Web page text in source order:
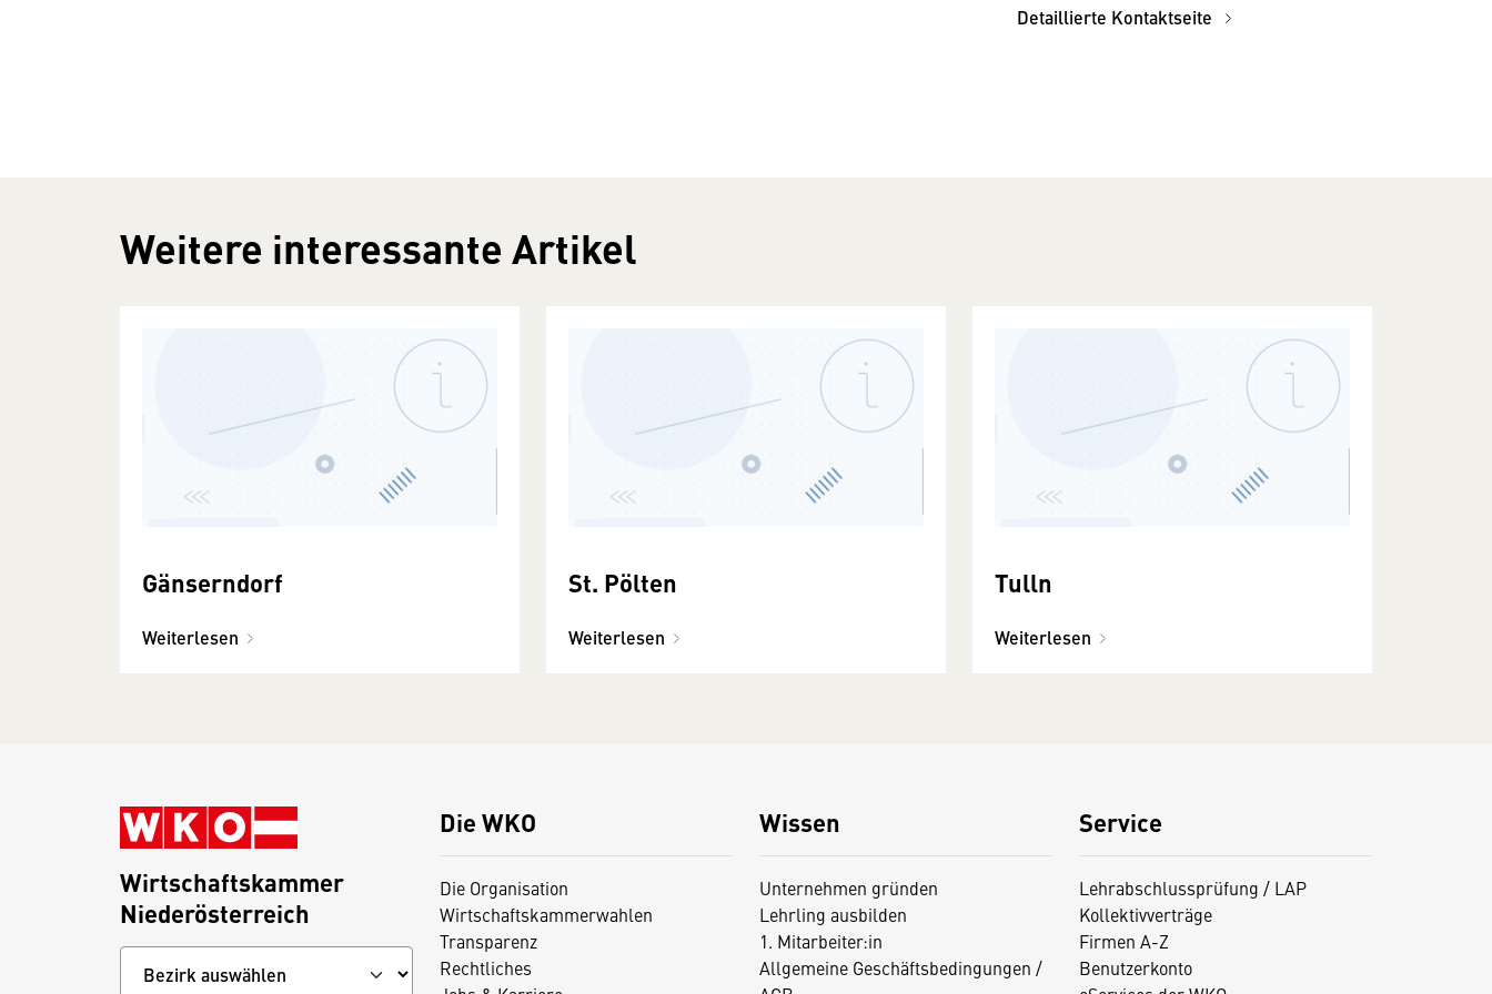
Detaillierte Kontaktseite
Weitere interessante Artikel
Gänserndorf
Weiterlesen
St. Pölten
Weiterlesen
Tulln
Weiterlesen
Die WKO
Die Organisation
Wirtschaftskammerwahlen
Transparenz
Rechtliches
Wissen
Unternehmen gründen
Lehrling ausbilden
1. Mitarbeiter:in
Allgemeine Geschäftsbedingungen /
Service
Lehrabschlussprüfung / LAP
Kollektivverträge
Firmen A-Z
Benutzerkonto
Wirtschaftskammer
Niederösterreich